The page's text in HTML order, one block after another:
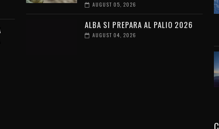
AUGUST 05, 2026
ALBA SI PREPARA AL PALIO 2026
AUGUST 04, 2026